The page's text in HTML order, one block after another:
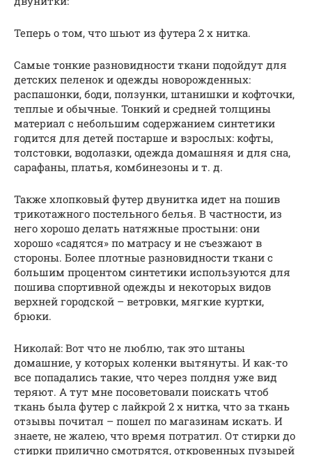
Теперь о том, что шьют из футера 2 х нитка.
Самые тонкие разновидности ткани подойдут для
детских пеленок и одежды новорожденных:
распашонки, боди, ползунки, штанишки и кофточки,
теплые и обычные. Тонкий и средней толщины
материал с небольшим содержанием синтетики
годится для детей постарше и взрослых: кофты,
толстовки, водолазки, одежда домашняя и для сна,
сарафаны, платья, комбинезоны и т. д.
Также хлопковый футер двунитка идет на пошив
трикотажного постельного белья. В частности, из
него хорошо делать натяжные простыни: они
хорошо «садятся» по матрасу и не съезжают в
стороны. Более плотные разновидности ткани с
большим процентом синтетики используются для
пошива спортивной одежды и некоторых видов
верхней городской – ветровки, мягкие куртки,
брюки.
Николай: Вот что не люблю, так это штаны
домашние, у которых коленки вытянуты. И как-то
все попадались такие, что через полдня уже вид
теряют. А тут мне посоветовали поискать чтоб
ткань была футер с лайкрой 2 х нитка, что за ткань
отзывы почитал – пошел по магазинам искать. И
знаете, не жалею, что время потратил. От стирки до
стирки прилично смотрятся, откровенных пузырей